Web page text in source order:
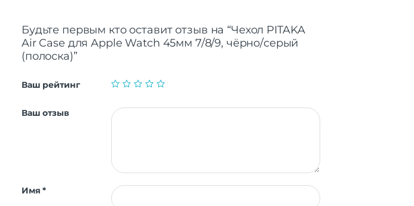
Будьте первым кто оставит отзыв на “Чехол PITAKA
Air Case для Apple Watch 45мм 7/8/9, чёрно/серый
(полоска)”
Ваш рейтинг
Ваш отзыв
Имя*